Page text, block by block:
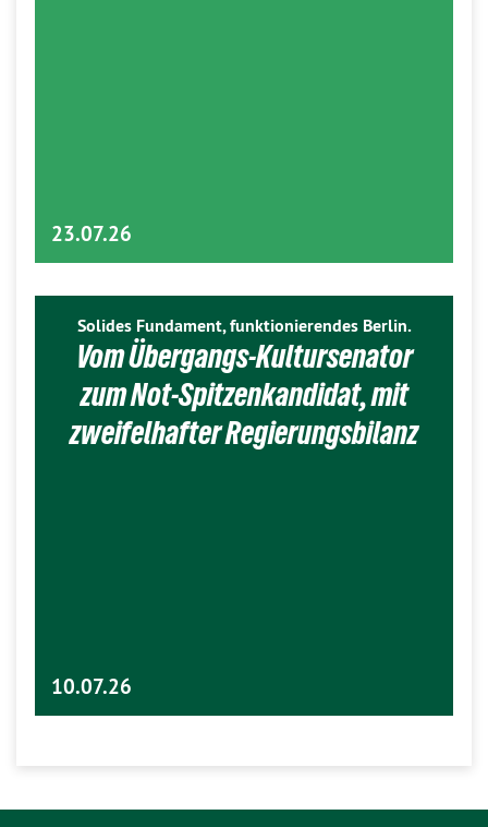
23.07.26
Solides Fundament, funktionierendes Berlin.
Vom Übergangs-Kultursenator
zum Not-Spitzenkandidat, mit
zweifelhafter Regierungsbilanz
10.07.26